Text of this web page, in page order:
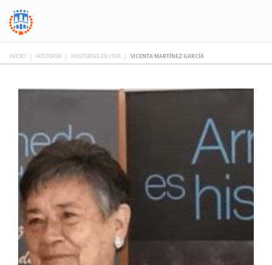
INICIO | HISTORIA | HISTORIAS DE VIDA | VICENTA MARTÍNEZ GARCÍA